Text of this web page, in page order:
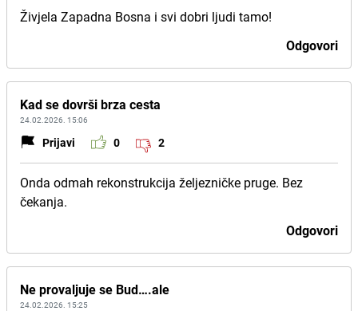
Živjela Zapadna Bosna i svi dobri ljudi tamo!
Odgovori
Kad se dovrši brza cesta
24.02.2026. 15:06
Prijavi 0 2
Onda odmah rekonstrukcija željezničke pruge. Bez
čekanja.
Odgovori
Ne provaljuje se Bud….ale
24.02.2026. 15:25